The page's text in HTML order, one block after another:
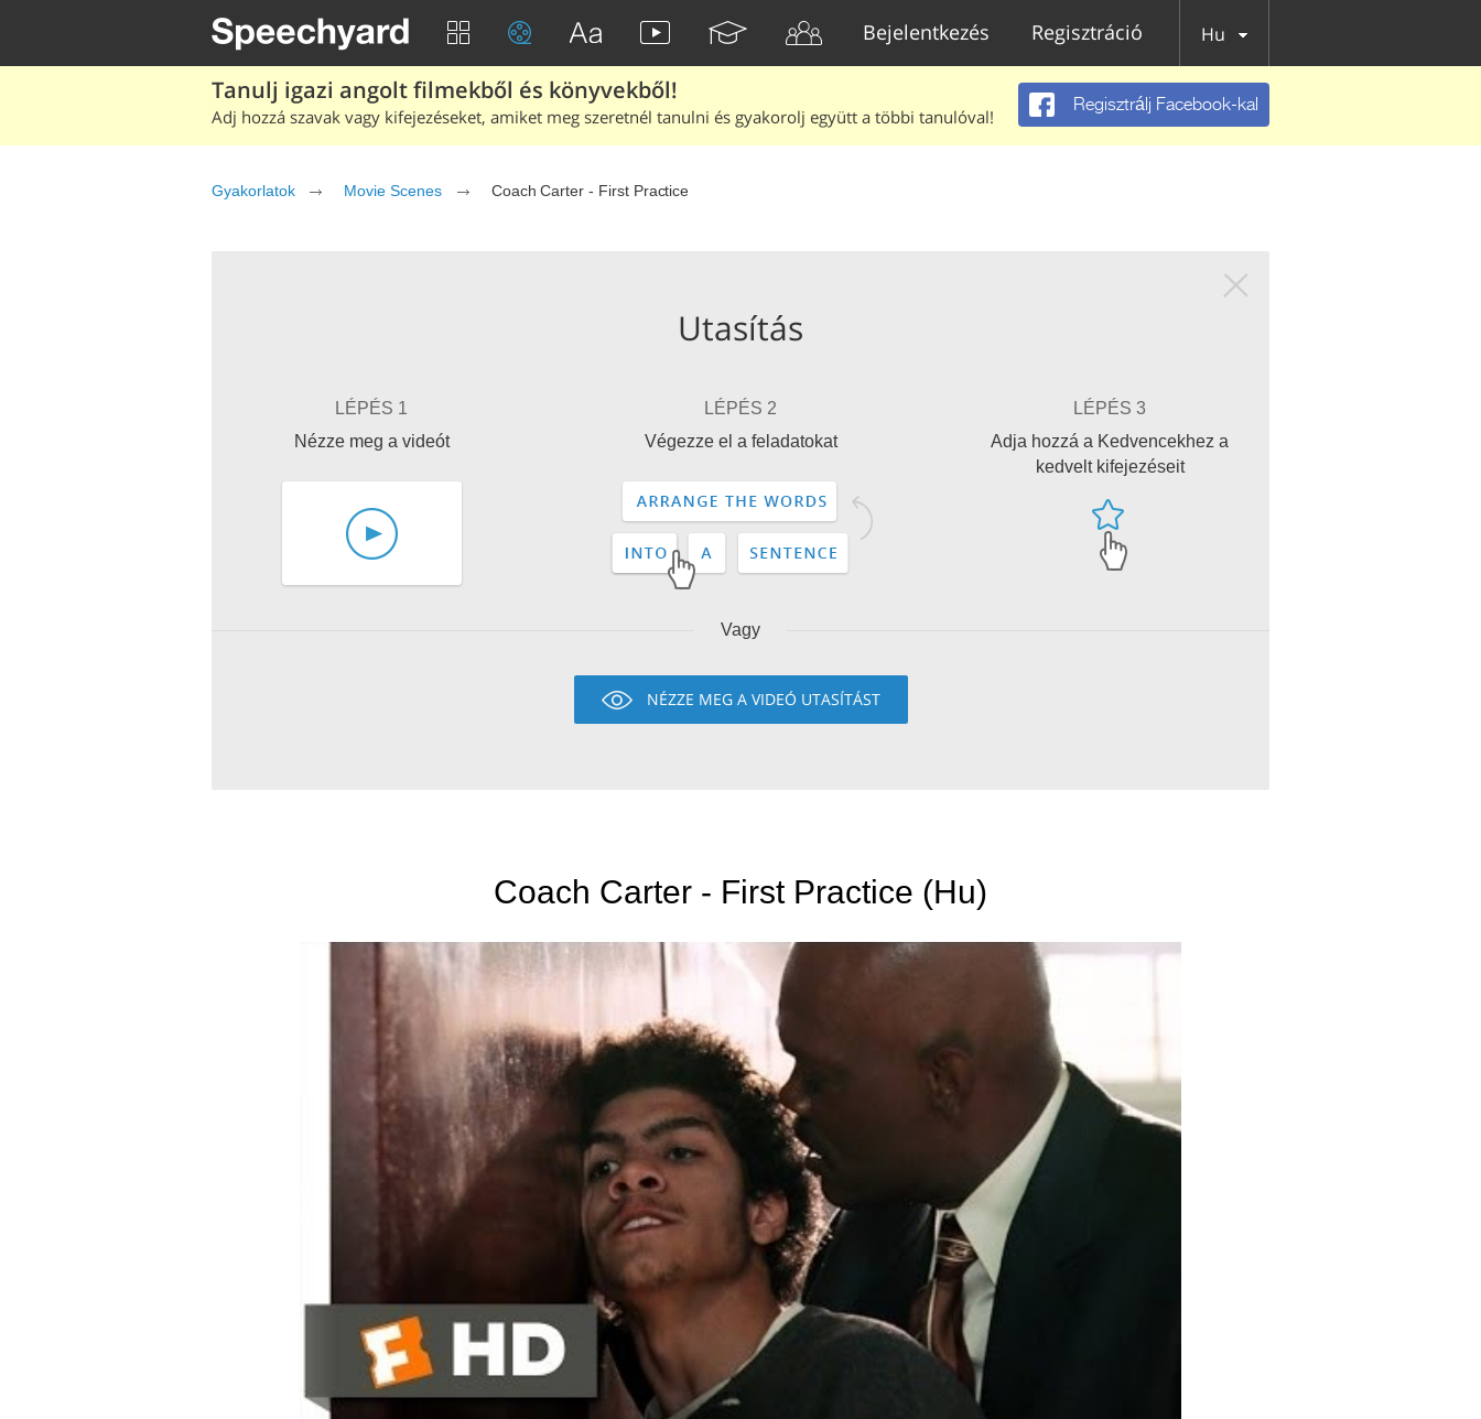
Bejelentkezés Regisztráció Hu
Tanulj igazi angolt filmekből és könyvekből!
Adj hozzá szavak vagy kifejezéseket, amiket meg szeretnél tanulni és gyakorolj együtt a többi tanulóval!
Regisztrálj Facebook-kal
Gyakorlatok Movie Scenes Coach Carter - First Practice
Utasítás
LÉPÉS 1
Nézze meg a videót
LÉPÉS 2
Végezze el a feladatokat
LÉPÉS 3
Adja hozzá a Kedvencekhez a
kedvelt kifejezéseit
Vagy
NÉZZE MEG A VIDEÓ UTASÍTÁST
Coach Carter - First Practice (Hu)